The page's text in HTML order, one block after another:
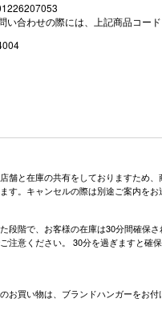
い合わせの際には、上記商品コー
舗と在庫の共有をしておりますため
す。キャンセルの際は別途ご案内をお
段階で、お客様の在庫は30分間確保
注意ください。 30分を過ぎますと確
お買い物は、ブランドハンガーをお